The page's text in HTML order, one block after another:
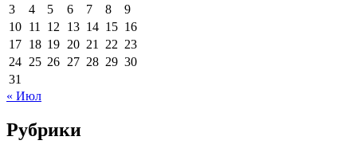
3
4 5 6 7 8
9
10 11 12 13 14 15 16
17 18 19 20 21 22 23
24 25 26 27 28 29 30
31
« Июл
Рубрики